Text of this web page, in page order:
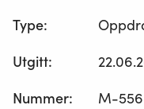
Type:
Utgitt:
Nummer:
M-556